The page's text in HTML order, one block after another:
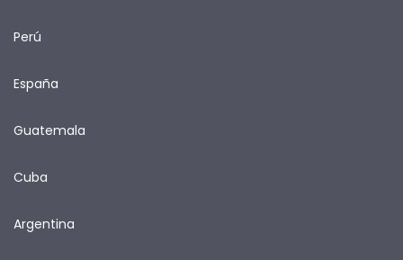
Perú
España
Guatemala
Cuba
Argentina